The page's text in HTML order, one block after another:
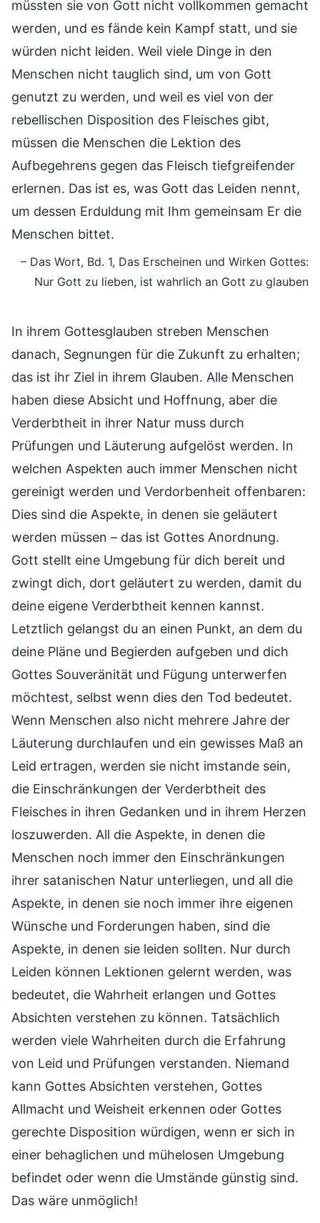
müssten sie von Gott nicht vollkommen gemacht
werden, und es fände kein Kampf statt, und sie
würden nicht leiden. Weil viele Dinge in den
Menschen nicht tauglich sind, um von Gott
genutzt zu werden, und weil es viel von der
rebellischen Disposition des Fleisches gibt,
müssen die Menschen die Lektion des
Aufbegehrens gegen das Fleisch tiefgreifender
erlernen. Das ist es, was Gott das Leiden nennt,
um dessen Erduldung mit Ihm gemeinsam Er die
Menschen bittet.
– Das Wort, Bd. 1, Das Erscheinen und Wirken Gottes:
Nur Gott zu lieben, ist wahrlich an Gott zu glauben
In ihrem Gottesglauben streben Menschen
danach, Segnungen für die Zukunft zu erhalten;
das ist ihr Ziel in ihrem Glauben. Alle Menschen
haben diese Absicht und Hoffnung, aber die
Verderbtheit in ihrer Natur muss durch
Prüfungen und Läuterung aufgelöst werden. In
welchen Aspekten auch immer Menschen nicht
gereinigt werden und Verdorbenheit offenbaren:
Dies sind die Aspekte, in denen sie geläutert
werden müssen – das ist Gottes Anordnung.
Gott stellt eine Umgebung für dich bereit und
zwingt dich, dort geläutert zu werden, damit du
deine eigene Verderbtheit kennen kannst.
Letztlich gelangst du an einen Punkt, an dem du
deine Pläne und Begierden aufgeben und dich
Gottes Souveränität und Fügung unterwerfen
möchtest, selbst wenn dies den Tod bedeutet.
Wenn Menschen also nicht mehrere Jahre der
Läuterung durchlaufen und ein gewisses Maß an
Leid ertragen, werden sie nicht imstande sein,
die Einschränkungen der Verderbtheit des
Fleisches in ihren Gedanken und in ihrem Herzen
loszuwerden. All die Aspekte, in denen die
Menschen noch immer den Einschränkungen
ihrer satanischen Natur unterliegen, und all die
Aspekte, in denen sie noch immer ihre eigenen
Wünsche und Forderungen haben, sind die
Aspekte, in denen sie leiden sollten. Nur durch
Leiden können Lektionen gelernt werden, was
bedeutet, die Wahrheit erlangen und Gottes
Absichten verstehen zu können. Tatsächlich
werden viele Wahrheiten durch die Erfahrung
von Leid und Prüfungen verstanden. Niemand
kann Gottes Absichten verstehen, Gottes
Allmacht und Weisheit erkennen oder Gottes
gerechte Disposition würdigen, wenn er sich in
einer behaglichen und mühelosen Umgebung
befindet oder wenn die Umstände günstig sind.
Das wäre unmöglich!